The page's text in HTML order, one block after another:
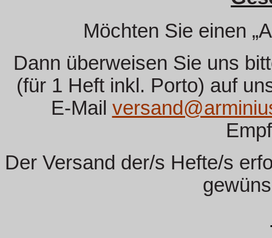
Möchten Sie einen
Dann überweisen Sie uns
(für 1 Heft inkl. Porto) auf
E-Mail
Der Versand der/s Hefte/s